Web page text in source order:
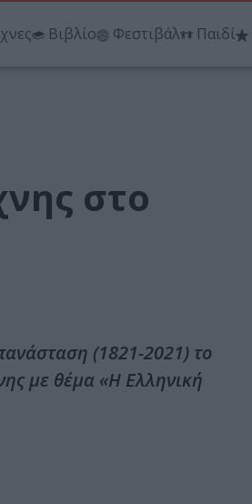
Βιβλίο Φεστιβάλ Παιδί
στο
(1821-2021) το
με θέμα «Η Ελληνική